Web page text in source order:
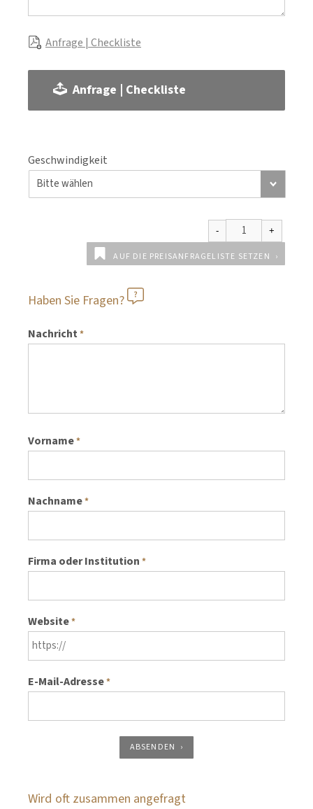
Anfrage | Checkliste
Anfrage | Checkliste
Geschwindigkeit
AUF DIE PREISANFRAGELISTE SETZEN
Haben Sie Fragen?
Nachricht*
Vorname*
Nachname*
Firma oder Institution *
Website*
E-Mail-Adresse*
ABSENDEN
Wird oft zusammen angefragt